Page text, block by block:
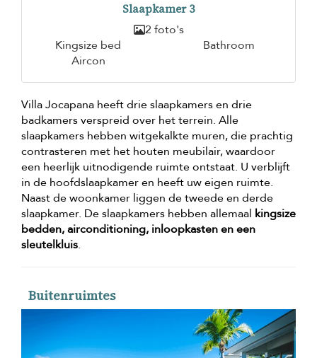
Slaapkamer 3
2 foto's
Kingsize bed
Bathroom
Aircon
Villa Jocapana heeft drie slaapkamers en drie
badkamers verspreid over het terrein. Alle
slaapkamers hebben witgekalkte muren, die prachtig
contrasteren met het houten meubilair, waardoor
een heerlijk uitnodigende ruimte ontstaat. U verblijft
in de hoofdslaapkamer en heeft uw eigen ruimte.
Naast de woonkamer liggen de tweede en derde
slaapkamer. De slaapkamers hebben allemaal kingsize
bedden, airconditioning, inloopkasten en een
sleutelkluis.
Buitenruimtes